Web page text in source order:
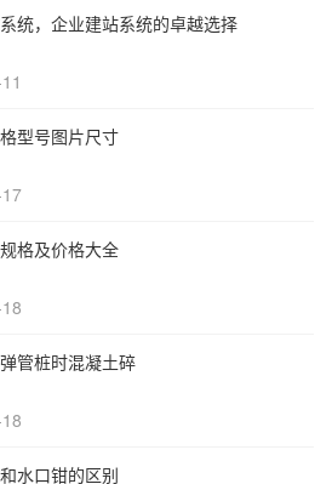
统，企业建站系统的卓越选择
型号图片尺寸
格及价格大全
管桩时混凝土碎
水口钳的区别